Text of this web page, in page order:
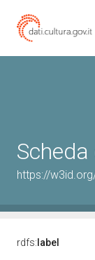
https://
rdfs: label